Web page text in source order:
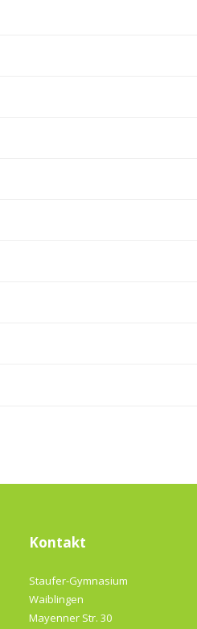
Kontakt
Staufer-Gymnasium
Waiblingen
Mayenner Str. 30